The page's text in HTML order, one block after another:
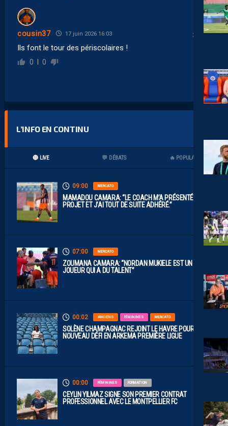
cousin37 17 juin 2026 16:03
Ils font le tour des périscolaires !
0 0
L’INFO EN CONTINU
🔴 LIVE 💬 DÉBATS 🔥 POPULAIRES
09:00 MERCATO
MAMADOU CAMARA: “LE COACH M’A PRÉSENTÉ LE
PROJET ET J’AI TOUT DE SUITE ADHÉRÉ.”
07:00 MERCATO
ZOUMANA CAMARA: “NORDAN MUKIELE EST UN
JOUEUR QUI A DU TALENT”
00:02 ANCIENS FÉMININES MERCATO
SOLÈNE CHAMPAGNAC REJOINT LE HAVRE POUR UN
NOUVEAU DÉFI EN ARKEMA PREMIÈRE LIGUE
00:00 FÉMININES FORMATION
CEYLIN YILMAZ SIGNE SON PREMIER CONTRAT
PROFESSIONNEL AVEC LE MONTPELLIER FC